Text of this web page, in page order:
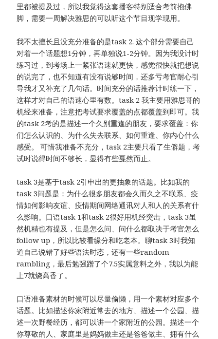
里都被提及过，所以我觉得这套播客特别适合考前抱佛
脚，需要一周解决雅思的可以听这个节目现学现用。
我不太擅长且没充分准备的是task 2. 这个部分需要自己
对着一个话题想1分钟，再单独说1-2分钟。因为我没计时
练习过，到考场上一紧张语速就更快，感觉很快就把想说
的说完了，也不知道有没有说够时间，还多亏考官耐心引
导我才又补充了几句话。时间充分的话推荐计时练一下，
这样才对自己的语速心里有数。task 2 我主要用雅思哥的
机经来准备，注意把考试要求覆盖的点都覆盖到即可。我
的task 2考的是描述一个久别重逢的朋友，要求覆盖：你
们怎么认识的、为什么失去联系、如何重逢、你内心什么
感受。 可惜我准备不充分，task 2主要只看了生僻题，考
试时说得时间不够长，显得有些戛然而止。
task 3是基于task 2引申出的更抽象的话题。比如我的
task 3问题是：为什么很多朋友都会久而久之不联系、疫
情如何影响友谊、疫情期间网络通讯对人和人的关系有什
么影响。口语task 1和task 2很好用机经突击，task 3虽
然机精也有提及，但是怎么问、问什么都取决于考官怎么
follow up，所以比较看缘分和吃老本。聊task 3时我知
道自己说错了好些语法时态，还有一些random
rambling，最后勉强蹭了个7.5实属意料之外，我以为能
上7就烧高香了。
口语准备素材的时候可以尽量偷懒，用一个素材对应多个
话题。比如描述你家附近常去的地方、描述一个公园、描
述一次野餐经历，都可以讲一个家附近的公园。描述一个
你尊敬的人、家庭里是妈妈做主还是爸爸做主、拥有什么